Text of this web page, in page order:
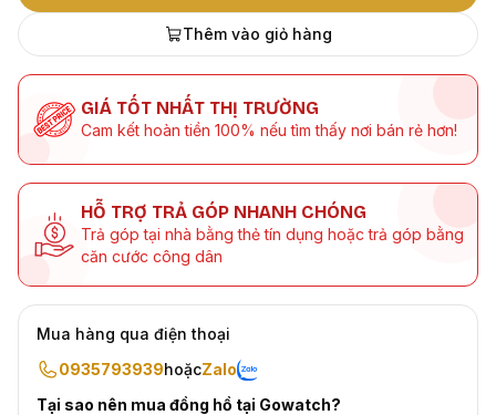
Thêm vào giỏ hàng
GIÁ TỐT NHẤT THỊ TRƯỜNG
Cam kết hoàn tiền 100% nếu tìm thấy nơi bán rẻ hơn!
HỖ TRỢ TRẢ GÓP NHANH CHÓNG
Trả góp tại nhà bằng thẻ tín dụng hoặc trả góp bằng
căn cước công dân
Mua hàng qua điện thoại
0935793939hoặcZalo
Tại sao nên mua đồng hồ tại Gowatch?